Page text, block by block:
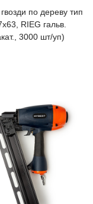
по дереву тип
RIEG гальв.
3000 шт/уп)